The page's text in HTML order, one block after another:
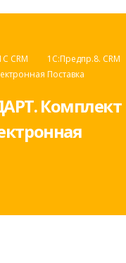
CRM
1С:Предпр.8. CRM
Поставка
Комплект